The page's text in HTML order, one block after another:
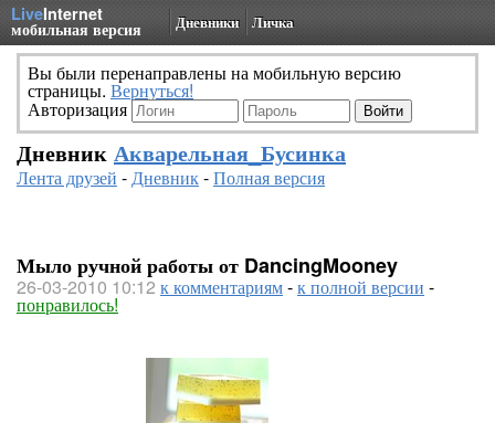
LiveInternet
мобильная версия Дневники Личка
Вы были перенаправлены на мобильную версию
страницы. Вернуться!
Авторизация
Дневник Акварельная_Бусинка
Лента друзей -Дневник-Полная версия
Мыло ручной работы от DancingMooney
26-03-2010 10:12 к комментариям-к полной версии -
понравилось!